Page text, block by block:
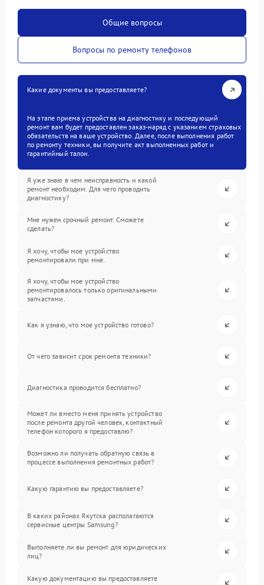
Общие вопросы
Вопросы по ремонту телефонов
Какие документы вы предоставляете?
На этапе приема устройства на диагностику и последующий
ремонт вам будет предоставлен заказ-наряд с указанием страховых
обязательств на ваше устройство. Далее, после выполнения работ
по ремонту техники, вы получите акт выполненных работ и
гарантийный талон.
Я уже знаю в чем неисправность и какой
ремонт необходим. Для чего проводить
диагностику?
Мне нужен срочный ремонт. Сможете
сделать?
Я хочу, чтобы мое устройство
ремонтировали при мне.
Я хочу, чтобы мое устройство
ремонтировалось только оригинальными
запчастями.
Как я узнаю, что мое устройство готово?
От чего зависит срок ремонта техники?
Диагностика проводится бесплатно?
Может ли вместо меня принять устройство
после ремонта другой человек, контактный
телефон которого я предоставлю?
Возможно ли получать обратную связь в
процессе выполнения ремонтных работ?
Какую гарантию вы предоставляете?
В каких районах Якутска располагаются
сервисные центры Samsung?
Выполняете ли вы ремонт для юридических
лиц?
Какую документацию вы предоставляете